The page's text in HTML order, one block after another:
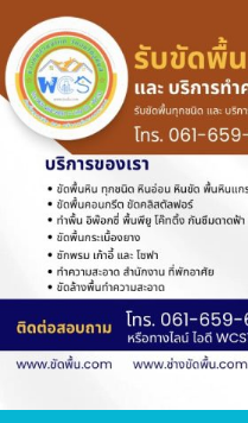
to
content
ขัดพื้นหินขั
ขัดพื้นหินอ่อน โทร